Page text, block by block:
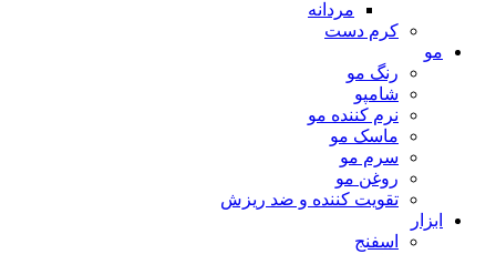
مردانه
کرم دست
مو
رنگ مو
شامپو
نرم کننده مو
ماسک مو
سرم مو
روغن مو
تقویت کننده و ضد ریزش
ابزار
اسفنج